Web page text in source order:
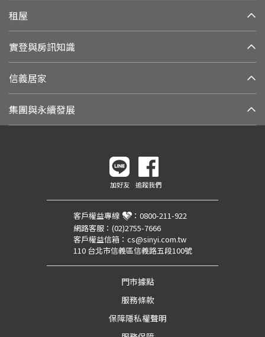
租屋
實登與房訊知識
信義居家
集團與永續發展
加好友 追蹤我們
客戶權益專線 ： 0800-211-922
網路客服： (02)2755-7666
客戶權益信箱： cs@sinyi.com.tw
110 台北市信義區信義路五段100號
門市據點
服務條款
保障隱私權聲明